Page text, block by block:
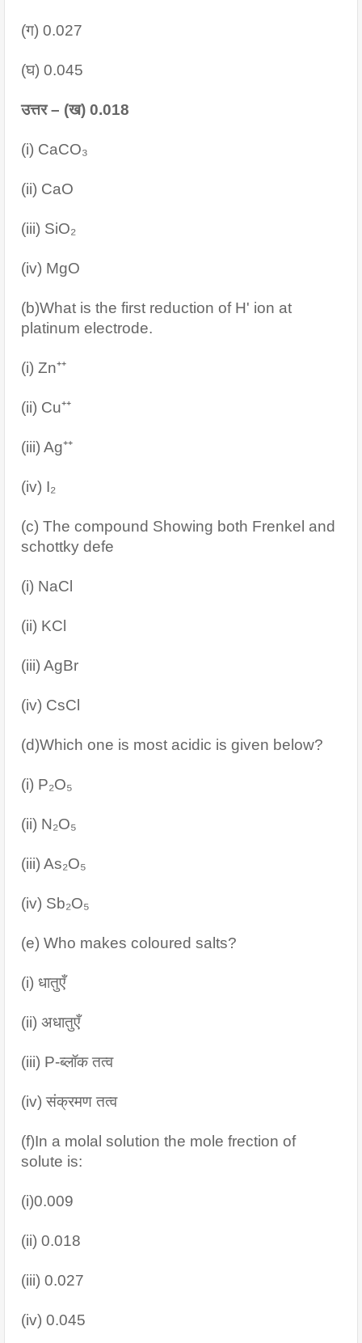
(ग) 0.027
(घ) 0.045
उत्तर – (ख) 0.018
(i) CaCO₃
(ii) CaO
(iii) SiO₂
(iv) MgO
(b)What is the first reduction of H' ion at
platinum electrode.
(i) Zn⁺⁺
(ii) Cu⁺⁺
(iii) Ag⁺⁺
(iv) I₂
(c) The compound Showing both Frenkel and
schottky defe
(i) NaCl
(ii) KCl
(iii) AgBr
(iv) CsCl
(d)Which one is most acidic is given below?
(i) P₂O₅
(ii) N₂O₅
(iii) As₂O₅
(iv) Sb₂O₅
(e) Who makes coloured salts?
(i) धातुएँ
(ii) अधातुएँ
(iii) P-ब्लॉक तत्व
(iv) संक्रमण तत्व
(f)In a molal solution the mole frection of
solute is:
(i)0.009
(ii) 0.018
(iii) 0.027
(iv) 0.045